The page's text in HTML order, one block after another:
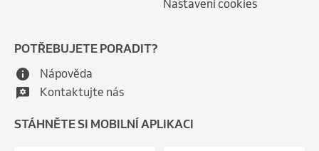
Nastavení cookies
POTŘEBUJETE PORADIT?
Nápověda
Kontaktujte nás
STÁHNĚTE SI MOBILNÍ APLIKACI